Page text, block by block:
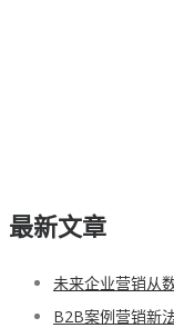
最新文章
未来企业营销从
B2B案例营销新